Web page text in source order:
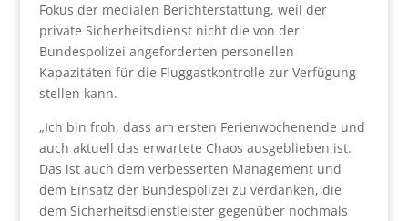
Fokus der medialen Berichterstattung, weil der
private Sicherheitsdienst nicht die von der
Bundespolizei angeforderten personellen
Kapazitäten für die Fluggastkontrolle zur Verfügung
stellen kann.
„Ich bin froh, dass am ersten Ferienwochenende und
auch aktuell das erwartete Chaos ausgeblieben ist.
Das ist auch dem verbesserten Management und
dem Einsatz der Bundespolizei zu verdanken, die
dem Sicherheitsdienstleister gegenüber nochmals